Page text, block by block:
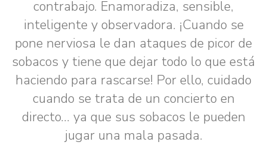
contrabajo. Enamoradiza, sensible,
inteligente y observadora. ¡Cuando se
pone nerviosa le dan ataques de picor de
sobacos y tiene que dejar todo lo que está
haciendo para rascarse! Por ello, cuidado
cuando se trata de un concierto en
directo... ya que sus sobacos le pueden
jugar una mala pasada.